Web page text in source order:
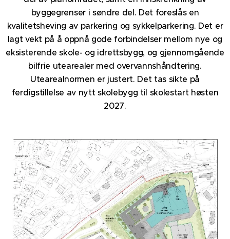
byggegrenser i søndre del. Det foreslås en
kvalitetsheving av parkering og sykkelparkering. Det er
lagt vekt på å oppnå gode forbindelser mellom nye og
eksisterende skole- og idrettsbygg, og gjennomgående
bilfrie utearealer med overvannshåndtering.
Utearealnormen er justert. Det tas sikte på
ferdigstillelse av nytt skolebygg til skolestart høsten
2027.